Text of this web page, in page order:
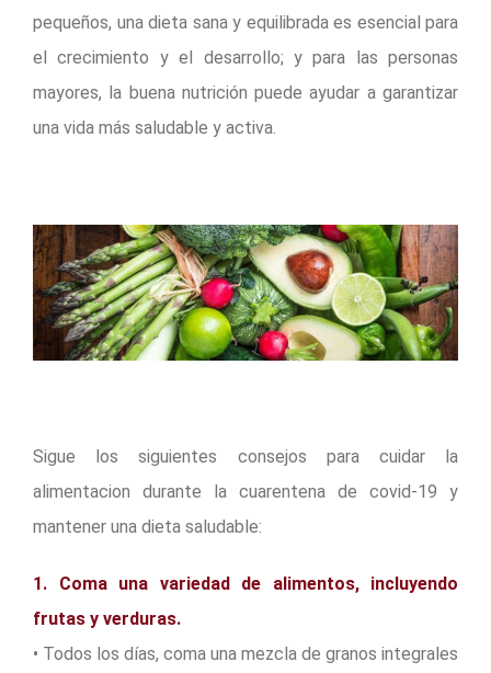
pequeños, una dieta sana y equilibrada es esencial para
el crecimiento y el desarrollo; y para las personas
mayores, la buena nutrición puede ayudar a garantizar
una vida más saludable y activa.
Sigue los siguientes consejos para cuidar la
alimentacion durante la cuarentena de covid-19 y
mantener una dieta saludable:
1. Coma una variedad de alimentos, incluyendo
frutas y verduras.
• Todos los días, coma una mezcla de granos integrales